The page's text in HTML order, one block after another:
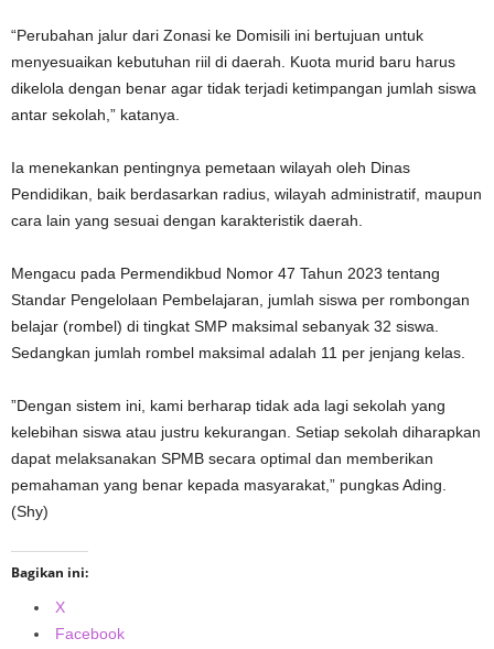
“Perubahan jalur dari Zonasi ke Domisili ini bertujuan untuk
menyesuaikan kebutuhan riil di daerah. Kuota murid baru harus
dikelola dengan benar agar tidak terjadi ketimpangan jumlah siswa
antar sekolah,” katanya.
Ia menekankan pentingnya pemetaan wilayah oleh Dinas
Pendidikan, baik berdasarkan radius, wilayah administratif, maupun
cara lain yang sesuai dengan karakteristik daerah.
Mengacu pada Permendikbud Nomor 47 Tahun 2023 tentang
Standar Pengelolaan Pembelajaran, jumlah siswa per rombongan
belajar (rombel) di tingkat SMP maksimal sebanyak 32 siswa.
Sedangkan jumlah rombel maksimal adalah 11 per jenjang kelas.
”Dengan sistem ini, kami berharap tidak ada lagi sekolah yang
kelebihan siswa atau justru kekurangan. Setiap sekolah diharapkan
dapat melaksanakan SPMB secara optimal dan memberikan
pemahaman yang benar kepada masyarakat,” pungkas Ading.
(Shy)
Bagikan ini:
X
Facebook